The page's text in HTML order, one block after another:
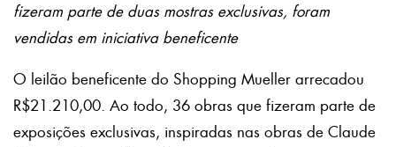
fizeram parte de duas mostras exclusivas, foram
vendidas em iniciativa beneficente
O leilão beneficente do Shopping Mueller arrecadou
R$21.210,00. Ao todo, 36 obras que fizeram parte de
exposições exclusivas, inspiradas nas obras de Claude